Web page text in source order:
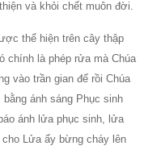
và khỏi chết muôn đời.
thể hiện trên cây thập
chính là phép rửa mà Chúa
vào trần gian để rồi Chúa
ánh sáng Phục sinh
ánh lửa phục sinh, lửa
Lửa ấy bừng cháy lên